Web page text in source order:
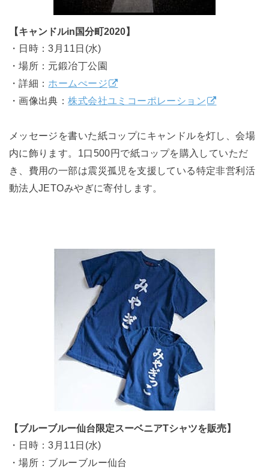
【キャンドルin国分町2020】
・日時：3月11日(水)
・場所：元鍛冶丁公園
・詳細： ホームぺージ
・画像出典：株式会社ユミコーポレーション
メッセージを書いた紙コップにキャンドルを灯し、会場
内に飾ります。1口500円で紙コップを購入していただ
き、費用の一部は震災孤児を支援している特定非営利活
動法人JETOみやぎに寄付します。
【ブルーブルー仙台限定スーベニアTシャツを販売】
・日時：3月11日(水)
・場所：ブルーブルー仙台